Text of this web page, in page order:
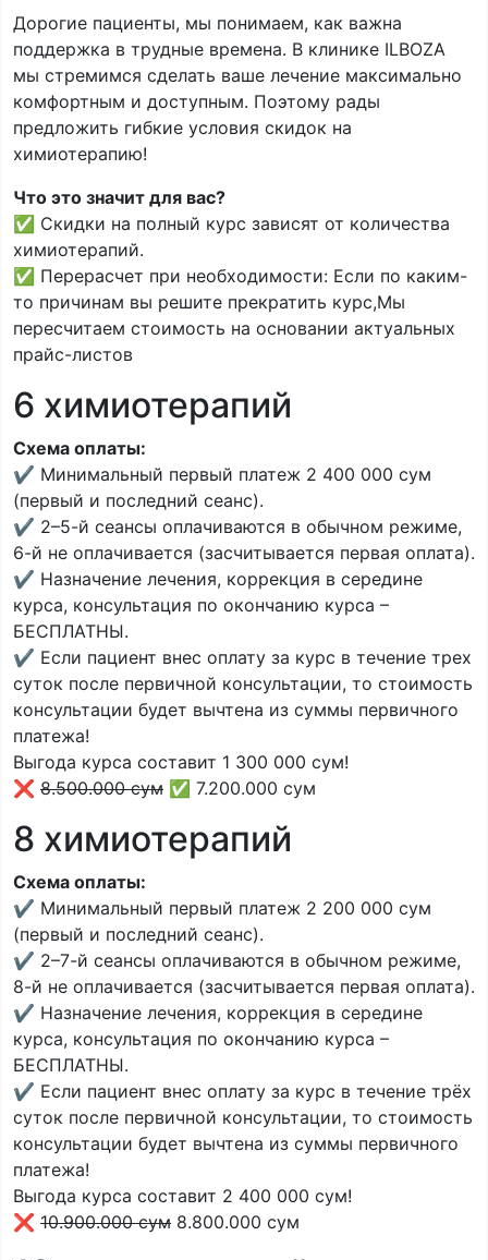
Дорогие пациенты, мы понимаем, как важна
поддержка в трудные времена. В клинике ILBOZA
мы стремимся сделать ваше лечение максимально
комфортным и доступным. Поэтому рады
предложить гибкие условия скидок на
химиотерапию!
Что это значит для вас?
✅ Скидки на полный курс зависят от количества
химиотерапий.
✅ Перерасчет при необходимости: Если по каким-
то причинам вы решите прекратить курс,Мы
пересчитаем стоимость на основании актуальных
прайс-листов
6 химиотерапий
Схема оплаты:
✔️ Минимальный первый платеж 2 400 000 сум
(первый и последний сеанс).
✔️ 2–5-й сеансы оплачиваются в обычном режиме,
6-й не оплачивается (засчитывается первая оплата).
✔️ Назначение лечения, коррекция в середине
курса, консультация по окончанию курса –
БЕСПЛАТНЫ.
✔️ Если пациент внес оплату за курс в течение трех
суток после первичной консультации, то стоимость
консультации будет вычтена из суммы первичного
платежа!
Выгода курса составит 1 300 000 сум!
❌ 8.500.000 сум ✅ 7.200.000 сум
8 химиотерапий
Схема оплаты:
✔️ Минимальный первый платеж 2 200 000 сум
(первый и последний сеанс).
✔️ 2–7-й сеансы оплачиваются в обычном режиме,
8-й не оплачивается (засчитывается первая оплата).
✔️ Назначение лечения, коррекция в середине
курса, консультация по окончанию курса –
БЕСПЛАТНЫ.
✔️ Если пациент внес оплату за курс в течение трёх
суток после первичной консультации, то стоимость
консультации будет вычтена из суммы первичного
платежа!
Выгода курса составит 2 400 000 сум!
❌ 10.900.000 сум 8.800.000 сум